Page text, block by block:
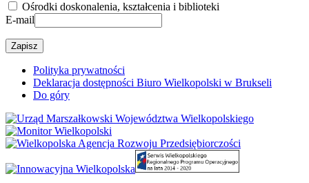
Ośrodki doskonalenia, kształcenia i biblioteki
E-mail
Polityka prywatności
Deklaracja dostępności Biuro Wielkopolski w Brukseli
Do góry